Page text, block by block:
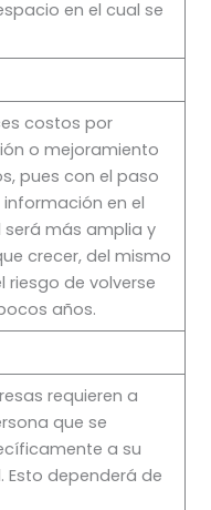
en el cual se
costos por
o mejoramiento
pues con el paso
en el
será más amplia y
crecer, del mismo
riesgo de volverse
años.
requieren a
que se
a su
Esto dependerá de